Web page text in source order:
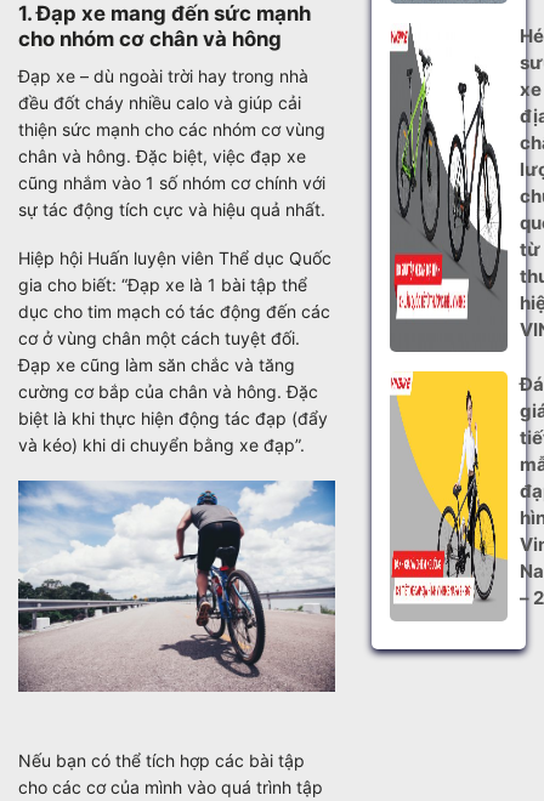
1. Đạp xe mang đến sức mạnh
cho nhóm cơ chân và hông
Đạp xe – dù ngoài trời hay trong nhà
đều đốt cháy nhiều calo và giúp cải
thiện sức mạnh cho các nhóm cơ vùng
chân và hông. Đặc biệt, việc đạp xe
cũng nhắm vào 1 số nhóm cơ chính với
sự tác động tích cực và hiệu quả nhất.
Hiệp hội Huấn luyện viên Thể dục Quốc
gia cho biết: “Đạp xe là 1 bài tập thể
dục cho tim mạch có tác động đến các
cơ ở vùng chân một cách tuyệt đối.
Đạp xe cũng làm săn chắc và tăng
cường cơ bắp của chân và hông. Đặc
biệt là khi thực hiện động tác đạp (đẩy
và kéo) khi di chuyển bằng xe đạp”.
Nếu bạn có thể tích hợp các bài tập
cho các cơ của mình vào quá trình tập
từ
–